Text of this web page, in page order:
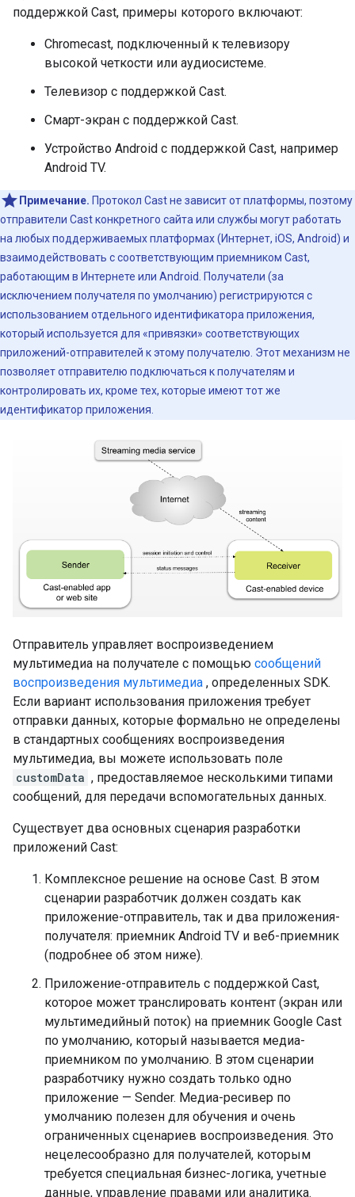
поддержкой Cast, примеры которого включают:
Chromecast, подключенный к телевизору
высокой четкости или аудиосистеме.
Телевизор с поддержкой Cast.
Смарт-экран с поддержкой Cast.
Устройство Android с поддержкой Cast, например
Android TV.
Примечание. Протокол Cast не зависит от платформы, поэтому
отправители Cast конкретного сайта или службы могут работать
на любых поддерживаемых платформах (Интернет, iOS, Android) и
взаимодействовать с соответствующим приемником Cast,
работающим в Интернете или Android. Получатели (за
исключением получателя по умолчанию) регистрируются с
использованием отдельного идентификатора приложения,
который используется для «привязки» соответствующих
приложений-отправителей к этому получателю. Этот механизм не
позволяет отправителю подключаться к получателям и
контролировать их, кроме тех, которые имеют тот же
идентификатор приложения.
Отправитель управляет воспроизведением
мультимедиа на получателе с помощью сообщений
воспроизведения мультимедиа , определенных SDK.
Если вариант использования приложения требует
отправки данных, которые формально не определены
в стандартных сообщениях воспроизведения
мультимедиа, вы можете использовать поле
customData , предоставляемое несколькими типами
сообщений, для передачи вспомогательных данных.
Существует два основных сценария разработки
приложений Cast:
Комплексное решение на основе Cast. В этом
сценарии разработчик должен создать как
приложение-отправитель, так и два приложения-
получателя: приемник Android TV и веб-приемник
(подробнее об этом ниже).
Приложение-отправитель с поддержкой Cast,
которое может транслировать контент (экран или
мультимедийный поток) на приемник Google Cast
по умолчанию, который называется медиа-
приемником по умолчанию. В этом сценарии
разработчику нужно создать только одно
приложение — Sender. Медиа-ресивер по
умолчанию полезен для обучения и очень
ограниченных сценариев воспроизведения. Это
нецелесообразно для получателей, которым
требуется специальная бизнес-логика, учетные
данные, управление правами или аналитика.